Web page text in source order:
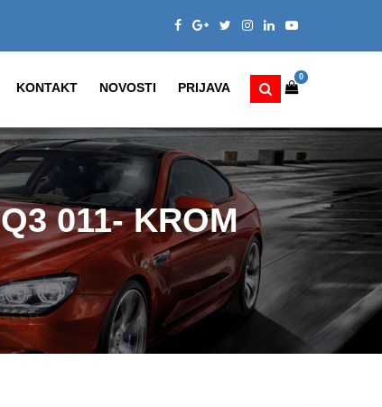
0
KONTAKT NOVOSTI PRIJAVA
011- KROM